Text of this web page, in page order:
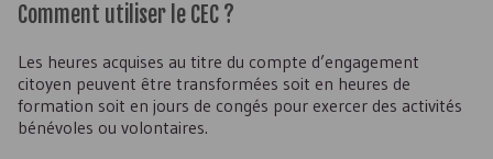
Comment utiliser le CEC ?
Les heures acquises au titre du compte d’engagement
citoyen peuvent être transformées soit en heures de
formation soit en jours de congés pour exercer des activités
bénévoles ou volontaires.